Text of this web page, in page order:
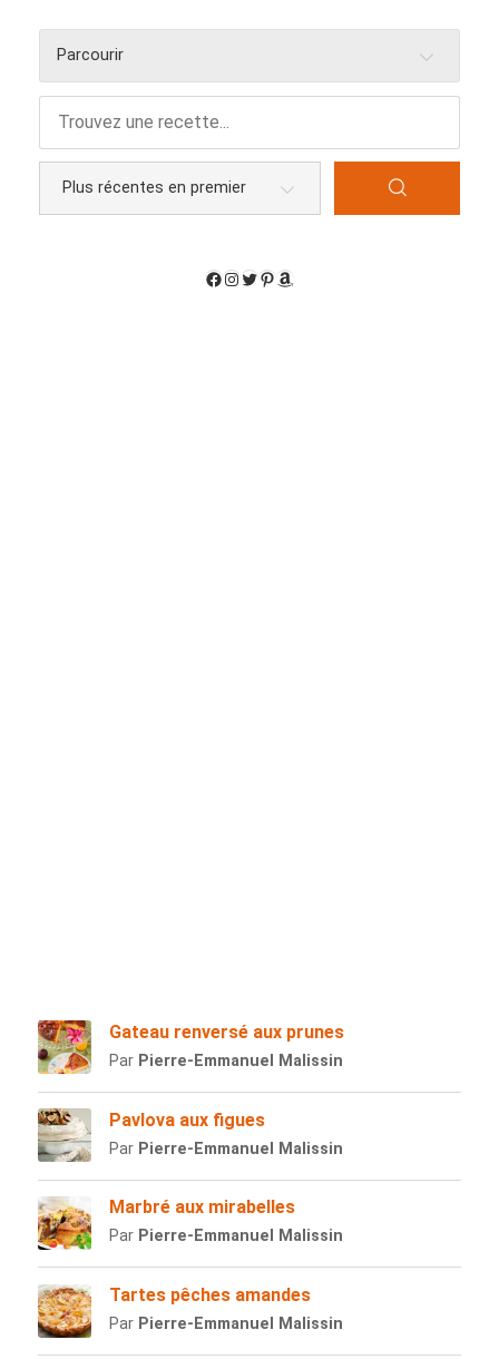
Parcourir
Gateau renversé aux prunes
Par Pierre-Emmanuel Malissin
Pavlova aux figues
Par Pierre-Emmanuel Malissin
Marbré aux mirabelles
Par Pierre-Emmanuel Malissin
Tartes pêches amandes
Par Pierre-Emmanuel Malissin